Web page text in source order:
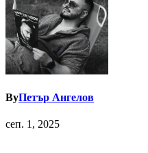
ByПетър Ангелов
сеп. 1, 2025